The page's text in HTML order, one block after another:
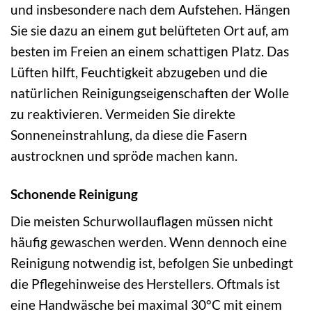
und insbesondere nach dem Aufstehen. Hängen
Sie sie dazu an einem gut belüfteten Ort auf, am
besten im Freien an einem schattigen Platz. Das
Lüften hilft, Feuchtigkeit abzugeben und die
natürlichen Reinigungseigenschaften der Wolle
zu reaktivieren. Vermeiden Sie direkte
Sonneneinstrahlung, da diese die Fasern
austrocknen und spröde machen kann.
Schonende Reinigung
Die meisten Schurwollauflagen müssen nicht
häufig gewaschen werden. Wenn dennoch eine
Reinigung notwendig ist, befolgen Sie unbedingt
die Pflegehinweise des Herstellers. Oftmals ist
eine Handwäsche bei maximal 30°C mit einem